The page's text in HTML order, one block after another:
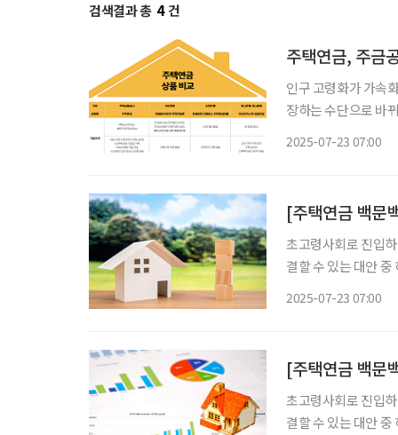
검색결과 총 4 건
주택연금, 주금
인구 고령화가 가속
장하는 수단으로 바뀌
2025-07-23 07:00
초고령사회로 진입
결할 수 있는 대안
2025-07-23 07:00
[주택연금 백문
초고령사회로 진입
결할 수 있는 대안